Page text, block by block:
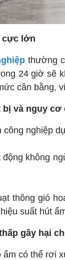
cực lớn
thường
24 giờ sẽ
cân bằng,
bị và nguy cơ
công nghiệp
không
thông gió
suất hút
gây hại
ẩm có thể rơi